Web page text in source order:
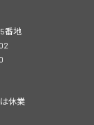
番地
休業